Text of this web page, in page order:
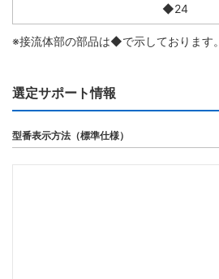
◆24
※接流体部の部品は◆で示しております。
選定サポート情報
型番表示方法（標準仕様）